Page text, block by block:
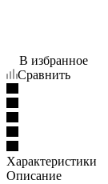
В избранное
Сравнить
Характеристики
Описание